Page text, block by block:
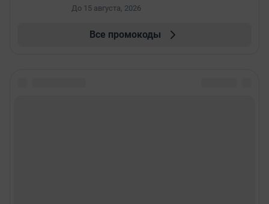
До 15 августа, 2026
Все промокоды